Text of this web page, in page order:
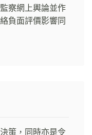
察網上輿論並作
負面評價影響同
策，同時亦是令